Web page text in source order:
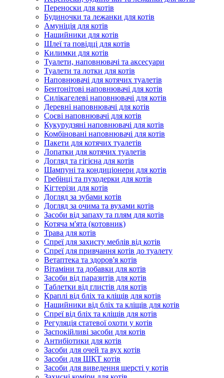
Переноски для котів
Будиночки та лежанки для котів
Амуніція для котів
Нашийники для котів
Шлеї та повідці для котів
Килимки для котів
Туалети, наповнювачі та аксесуари
Туалети та лотки для котів
Наповнювачі для котячих туалетів
Бентонітові наповнювачі для котів
Силікагелеві наповнювачі для котів
Деревні наповнювачі для котів
Соєві наповнювачі для котів
Кукурудзяні наповнювачі для котів
Комбіновані наповнювачі для котів
Пакети для котячих туалетів
Лопатки для котячих туалетів
Догляд та гігієна для котів
Шампуні та кондиціонери для котів
Гребінці та пуходерки для котів
Кігтерізи для котів
Догляд за зубами котів
Догляд за очима та вухами котів
Засоби від запаху та плям для котів
Котяча м'ята (котовник)
Трава для котів
Спреї для захисту меблів від котів
Спреї для привчання котів до туалету
Ветаптека та здоров'я котів
Вітаміни та добавки для котів
Засоби від паразитів для котів
Таблетки від глистів для котів
Краплі від бліх та кліщів для котів
Нашийники від бліх та кліщів для котів
Спреї від бліх та кліщів для котів
Регуляція статевої охоти у котів
Заспокійливі засоби для котів
Антибіотики для котів
Засоби для очей та вух котів
Засоби для ШКТ котів
Засоби для виведення шерсті у котів